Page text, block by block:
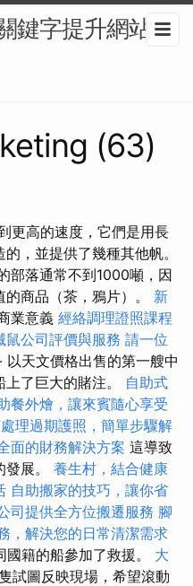
鍵字提升網站
(63)
更高的速度，它們是用長
，並提供了幾種其他帆。
部落通常不到1000噸，因
商品（茶，鴉片）。 新
業意義 經絡調理證照課程
鼠公司評價與服務 請一位
以天文價格出售的第一艘中
了巨大的賭注。 自助式
餐外燴，讓來賓隨心享受
理過期護照，簡單步驟解
面的財務解決方案 這導致
展。 養生村，結合健康
自助搬家的技巧，讓你省
司提供全方位搬遷服務 腳
，解決您的日常清潔需求
籍的船參加了救援。 大
試圖反映現場，希望滾動